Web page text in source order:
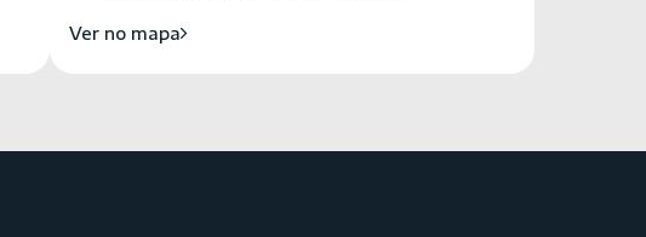
Ver no mapa